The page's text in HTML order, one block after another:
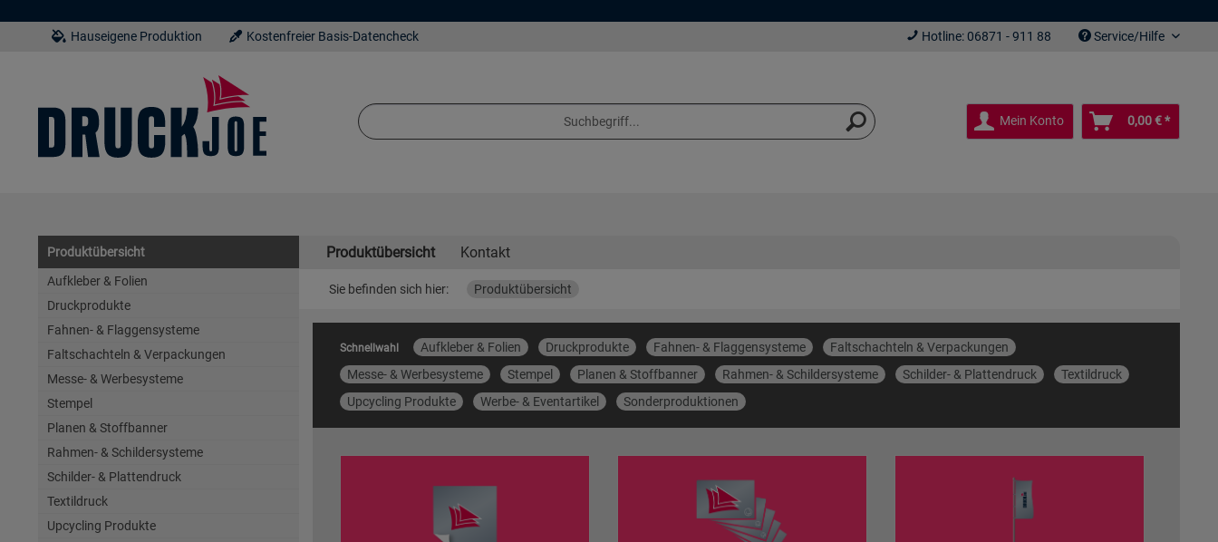
Hauseigene Produktion Kostenfreier Basis-Datencheck Hotline: 06871 - 911 88 Service/Hilfe
Mein Konto 0,00 € *
Produktübersicht
Aufkleber & Folien
Druckprodukte
Fahnen- & Flaggensysteme
Faltschachteln & Verpackungen
Messe- & Werbesysteme
Stempel
Planen & Stoffbanner
Rahmen- & Schildersysteme
Schilder- & Plattendruck
Textildruck
Upcycling Produkte
Produktübersicht Kontakt
Sie befinden sich hier: Produktübersicht
Schnellwahl Aufkleber & Folien Druckprodukte Fahnen- & Flaggensysteme
Faltschachteln & Verpackungen
Messe- & Werbesysteme
Stempel Planen & Stoffbanner Rahmen- & Schildersysteme Schilder- & Plattendruck
Textildruck
Upcycling Produkte
Werbe- & Eventartikel Sonderproduktionen